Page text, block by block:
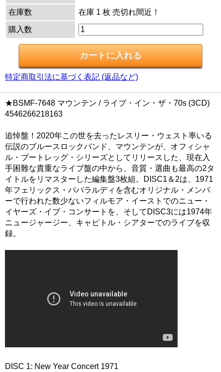
在庫数
在庫 1 枚 売切れ間近！
購入数
特定商取引法に基づく表記 (返品など)
★BSMF-7648 マウンテン / ライブ・イン・ザ・70s (3CD)
4546266218163
追悼盤！2020年この世を去ったレスリー・ウェスト率いる
伝説のブルースロックバンド、マウンテンが、オフィシャ
ル・ブートレッグ・シリーズとしてリリースした、現在入
手困難な貴重なライブ盤の中から、音質・選曲も最高の2タ
イトルをリマスターした編集盤3枚組。DISC1＆2は、1971
年フェリックス・パパラルディを含むオリジナル・メンバ
ーで行われた数少ないフィルモア・イーストでのニュー・
イヤーズ・イブ・コンサートを、そしてDISC3には1974年
ニュージャージー、キャピトル・シアターでのライブを収
録。
DISC 1: New Year Concert 1971